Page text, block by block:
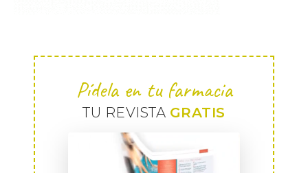
Pídela en tu farmacia
TU REVISTA GRATIS